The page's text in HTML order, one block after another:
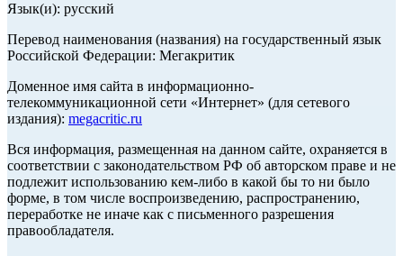
Язык(и): русский
Перевод наименования (названия) на государственный язык
Российской Федерации: Мегакритик
Доменное имя сайта в информационно-
телекоммуникационной сети «Интернет» (для сетевого
издания): megacritic.ru
Вся информация, размещенная на данном сайте, охраняется в
соответствии с законодательством РФ об авторском праве и не
подлежит использованию кем-либо в какой бы то ни было
форме, в том числе воспроизведению, распространению,
переработке не иначе как с письменного разрешения
правообладателя.